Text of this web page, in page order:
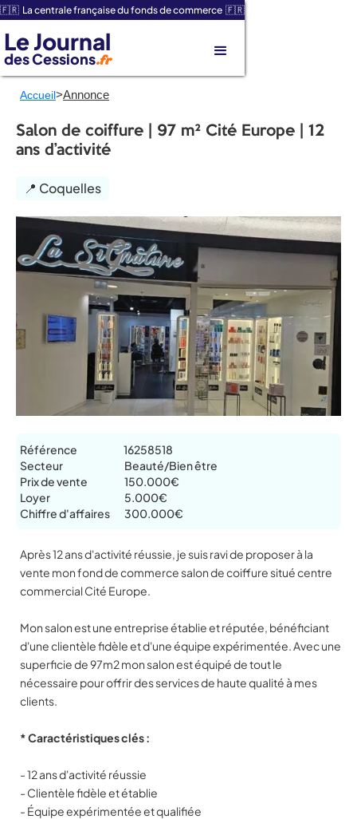
🇫🇷 La centrale française du fonds de commerce 🇫🇷
Le Journal
des Cessions.fr
Accueil>Annonce
Salon de coiffure | 97 m² Cité Europe | 12
ans d’activité
📍 Coquelles
Référence
Secteur
Prix de vente
Loyer
Chiffre d'affaires
16258518
Beauté/Bien être
150.000€
5.000€
300.000€
Après 12 ans d'activité réussie, je suis ravi de proposer à la
vente mon fond de commerce salon de coiffure situé centre
commercial Cité Europe.
Mon salon est une entreprise établie et réputée, bénéficiant
d'une clientèle fidèle et d'une équipe expérimentée. Avec une
superficie de 97m2 mon salon est équipé de tout le
nécessaire pour offrir des services de haute qualité à mes
clients.
* Caractéristiques clés :
- 12 ans d'activité réussie
- Clientèle fidèle et établie
- Équipe expérimentée et qualifiée